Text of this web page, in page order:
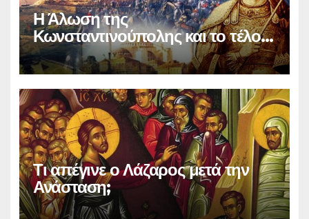
Η Άλωση της
Κωνσταντινούπολης και το τέλος
του Βυζαντίου
Τι απέγινε ο Λάζαρος μετά την
Ανάσταση;